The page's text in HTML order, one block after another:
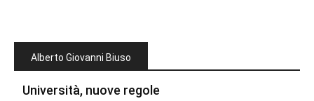
Alberto Giovanni Biuso
Università, nuove regole